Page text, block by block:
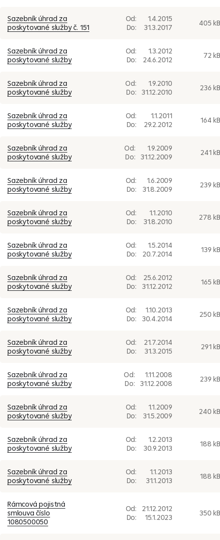
Sazebník úhrad za
poskytované služby č. 151
Od:
1.4.2015
Do:
31.3.2017 405 kB
Sazebník úhrad za
poskytované služby
Od:
1.3.2012
Do:
24.6.2012 72 kB
Sazebník úhrad za
poskytované služby
Od:
1.9.2010
Do: 31.12.2010 236 kB
Sazebník úhrad za
poskytované služby
Od:
1.1.2011
Do:
29.2.2012 164 kB
Sazebník úhrad za
poskytované služby
Od:
1.9.2009
Do: 31.12.2009 241 kB
Sazebník úhrad za
poskytované služby
Od:
1.6.2009
Do:
31.8.2009 239 kB
Sazebník úhrad za
poskytované služby
Od:
1.1.2010
Do:
31.8.2010 278 kB
Sazebník úhrad za
poskytované služby
Od:
1.5.2014
Do:
20.7.2014 139 kB
Sazebník úhrad za
poskytované služby
Od:
25.6.2012
Do:
31.12.2012 165 kB
Sazebník úhrad za
poskytované služby
Od:
1.10.2013
Do:
30.4.2014 250 kB
Sazebník úhrad za
poskytované služby
Od:
21.7.2014
Do:
31.3.2015 291 kB
Sazebník úhrad za
poskytované služby
Od:
1.11.2008
Do: 31.12.2008 239 kB
Sazebník úhrad za
poskytované služby
Od:
1.1.2009
Do:
31.5.2009 240 kB
Sazebník úhrad za
poskytované služby
Od:
1.2.2013
Do:
30.9.2013 188 kB
Sazebník úhrad za
poskytované služby
Od:
1.1.2013
Do:
31.1.2013 188 kB
Rámcová pojistná
smlouva číslo
1080500050
Od:
21.12.2012
Do:
15.1.2023 350 kB